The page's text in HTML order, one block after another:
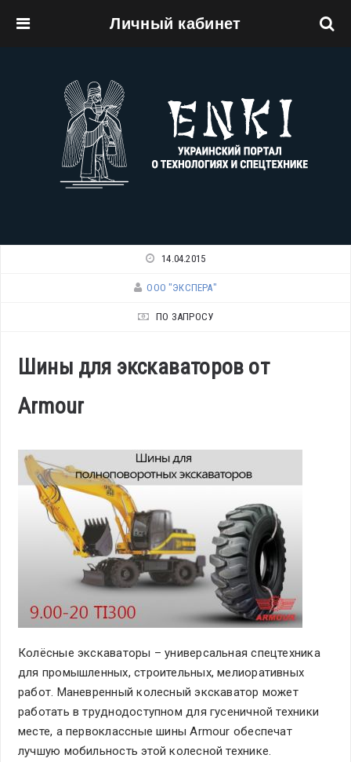
Личный кабинет
14.04.2015
ООО "ЭКСПЕРА"
ПО ЗАПРОСУ
Шины для экскаваторов от
Armour
Колёсные экскаваторы – универсальная спецтехника
для промышленных, строительных, мелиоративных
работ. Маневренный колесный экскаватор может
работать в труднодоступном для гусеничной техники
месте, а первоклассные шины Armour обеспечат
лучшую мобильность этой колесной технике.